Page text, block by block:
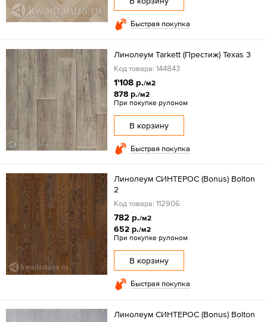
Быстрая покупка
Линолеум Tarkett (Престиж) Texas 3
Код товара: 144843
1'108 р./м2
878 р./м2
При покупке рулоном
В корзину
Быстрая покупка
Линолеум СИНТЕРОС (Bonus) Bolton
2
Код товара: 112906
782 р./м2
652 р./м2
При покупке рулоном
В корзину
Быстрая покупка
Линолеум СИНТЕРОС (Bonus) Bolton